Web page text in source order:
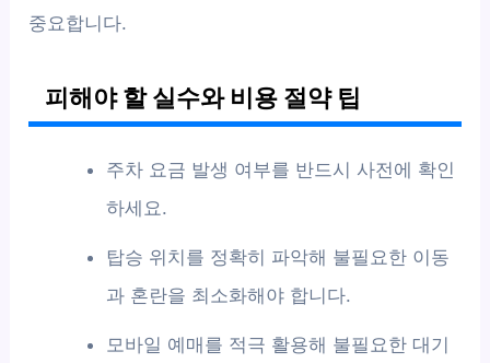
중요합니다.
피해야 할 실수와 비용 절약 팁
주차 요금 발생 여부를 반드시 사전에 확인
하세요.
탑승 위치를 정확히 파악해 불필요한 이동
과 혼란을 최소화해야 합니다.
모바일 예매를 적극 활용해 불필요한 대기